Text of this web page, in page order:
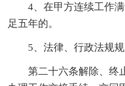
4、在甲方连续工作
足五年的。
5、法律、行政法规
第二十六条解除、终